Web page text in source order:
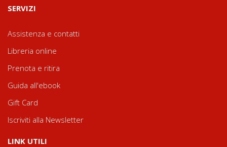
SERVIZI
Assistenza e contatti
Libreria online
Prenota e ritira
Guida all'ebook
Gift Card
Iscriviti alla Newsletter
LINK UTILI